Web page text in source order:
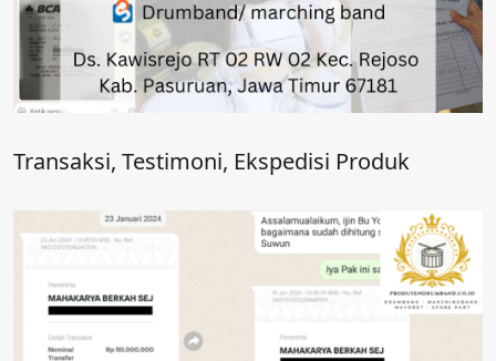
Transaksi, Testimoni, Ekspedisi Produk